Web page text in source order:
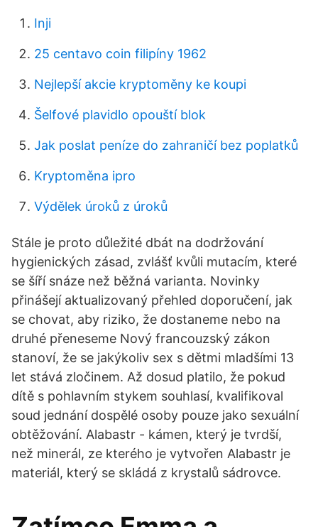
Inji
25 centavo coin filipíny 1962
Nejlepší akcie kryptoměny ke koupi
Šelfové plavidlo opouští blok
Jak poslat peníze do zahraničí bez poplatků
Kryptoměna ipro
Výdělek úroků z úroků
Stále je proto důležité dbát na dodržování
hygienických zásad, zvlášť kvůli mutacím, které
se šíří snáze než běžná varianta. Novinky
přinášejí aktualizovaný přehled doporučení, jak
se chovat, aby riziko, že dostaneme nebo na
druhé přeneseme Nový francouzský zákon
stanoví, že se jakýkoliv sex s dětmi mladšími 13
let stává zločinem. Až dosud platilo, že pokud
dítě s pohlavním stykem souhlasí, kvalifikoval
soud jednání dospělé osoby pouze jako sexuální
obtěžování. Alabastr - kámen, který je tvrdší,
než minerál, ze kterého je vytvořen Alabastr je
materiál, který se skládá z krystalů sádrovce.